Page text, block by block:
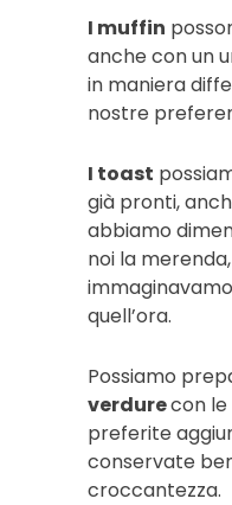
I muffin
anche con un
in maniera
nostre
I toast
già pronti,
abbiamo
noi la
quell’ora.
Possiamo
verdurecon
preferite
conservate
croccantezza.